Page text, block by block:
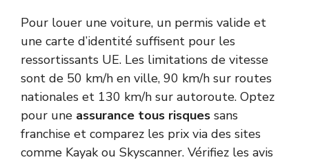
Pour louer une voiture, un permis valide et
une carte d’identité suffisent pour les
ressortissants UE. Les limitations de vitesse
sont de 50 km/h en ville, 90 km/h sur routes
nationales et 130 km/h sur autoroute. Optez
pour une assurance tous risques sans
franchise et comparez les prix via des sites
comme Kayak ou Skyscanner. Vérifiez les avis